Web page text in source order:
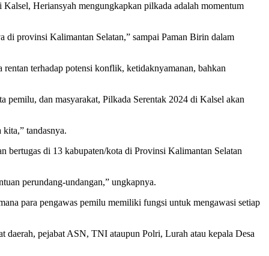
Heriansyah mengungkapkan pilkada adalah momentum
di provinsi Kalimantan Selatan,” sampai Paman Birin dalam
terhadap potensi konflik, ketidaknyamanan, bahkan
pemilu, dan masyarakat, Pilkada Serentak 2024 di Kalsel akan
tandasnya.
bertugas di 13 kabupaten/kota di Provinsi Kalimantan Selatan
perundang-undangan,” ungkapnya.
para pengawas pemilu memiliki fungsi untuk mengawasi setiap
daerah, pejabat ASN, TNI ataupun Polri, Lurah atau kepala Desa